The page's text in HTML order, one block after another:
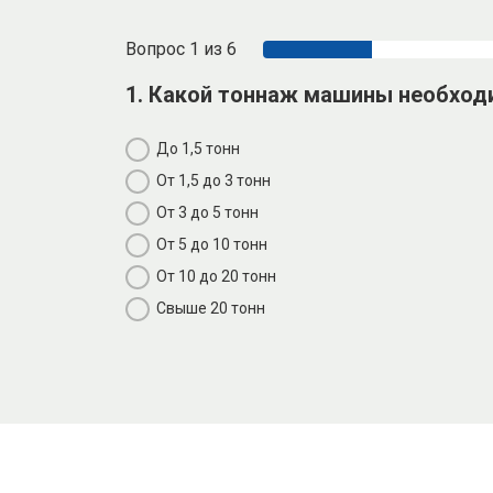
Вопрос 1 из 6
1. Какой тоннаж машины
До 1,5 тонн
От 1,5 до 3 тонн
От 3 до 5 тонн
От 5 до 10 тонн
От 10 до 20 тонн
Свыше 20 тонн